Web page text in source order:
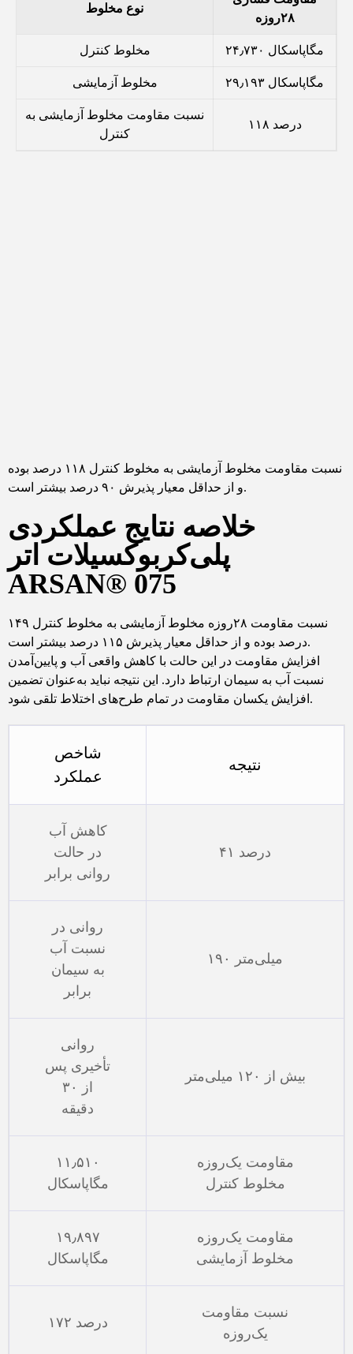
نوع مخلوط
۲۸روزه
مخلوط کنترل ۲۴٫۷۳۰ مگاپاسکال
مخلوط آزمایشی ۲۹٫۱۹۳ مگاپاسکال
نسبت مقاومت مخلوط آزمایشی به
کنترل
۱۱۸ درصد
نسبت مقاومت مخلوط آزمایشی به مخلوط کنترل ۱۱۸ درصد بوده
و از حداقل معیار پذیرش ۹۰ درصد بیشتر است.
خلاصه نتایج عملکردی
پلی‌کربوکسیلات اتر
ARSAN® 075
نسبت مقاومت ۲۸روزه مخلوط آزمایشی به مخلوط کنترل ۱۴۹
درصد بوده و از حداقل معیار پذیرش ۱۱۵ درصد بیشتر است.
افزایش مقاومت در این حالت با کاهش واقعی آب و پایین‌آمدن
نسبت آب به سیمان ارتباط دارد. این نتیجه نباید به‌عنوان تضمین
افزایش یکسان مقاومت در تمام طرح‌های اختلاط تلقی شود.
شاخص
عملکرد
نتیجه
کاهش آب
در حالت
روانی برابر
۴۱ درصد
روانی در
نسبت آب
به سیمان
برابر
۱۹۰ میلی‌متر
روانی
تأخیری پس
از ۳۰
دقیقه
بیش از ۱۲۰ میلی‌متر
۱۱٫۵۱۰
مگاپاسکال
مقاومت یک‌روزه
مخلوط کنترل
۱۹٫۸۹۷
مگاپاسکال
مقاومت یک‌روزه
مخلوط آزمایشی
۱۷۲ درصد
نسبت مقاومت
یک‌روزه